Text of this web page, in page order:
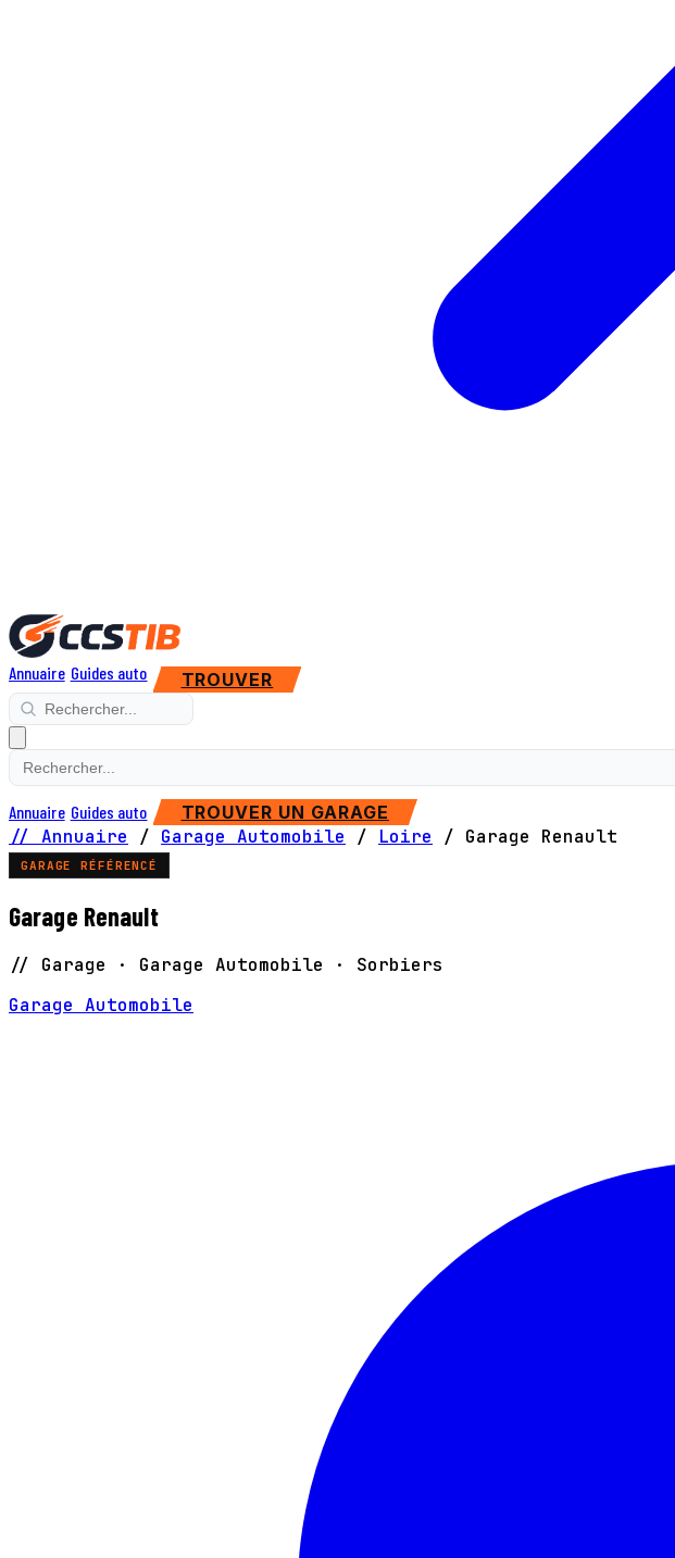
Annuaire Guides auto TROUVER
Annuaire Guides auto TROUVER UN GARAGE
// Annuaire / Garage Automobile / Loire / Garage Renault
GARAGE RÉFÉRENCÉ
Garage Renault
// Garage · Garage Automobile · Sorbiers
Garage Automobile